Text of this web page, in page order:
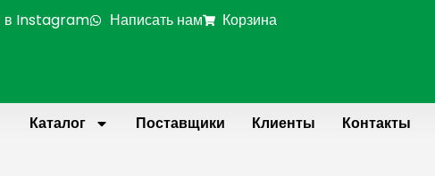
Instagram Написать нам Корзина
Каталог Поставщики Клиенты Контакты